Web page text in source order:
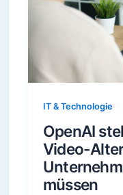
IT & Technologie
OpenAI
Video-
müssen